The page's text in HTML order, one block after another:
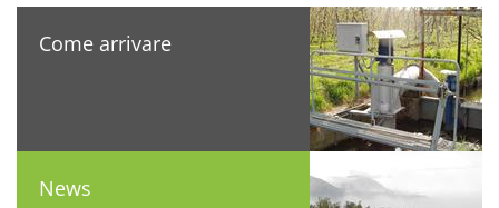
Come arrivare
News